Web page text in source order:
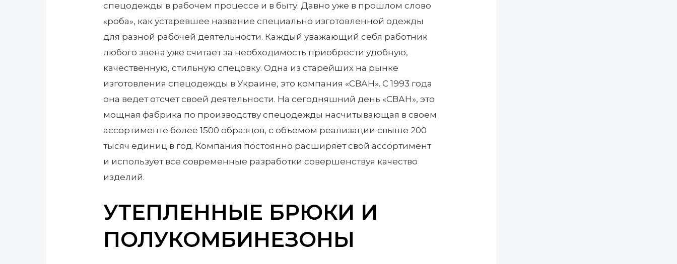
спецодежды в рабочем процессе и в быту. Давно уже в прошлом слово
«роба», как устаревшее название специально изготовленной одежды
для разной рабочей деятельности. Каждый уважающий себя работник
любого звена уже считает за необходимость приобрести удобную,
качественную, стильную спецовку. Одна из старейших на рынке
изготовления спецодежды в Украине, это компания «СВАН». С 1993 года
она ведет отсчет своей деятельности. На сегодняшний день «СВАН», это
мощная фабрика по производству спецодежды насчитывающая в своем
ассортименте более 1500 образцов, с объемом реализации свыше 200
тысяч единиц в год. Компания постоянно расширяет свой ассортимент
и использует все современные разработки совершенствуя качество
изделий.
УТЕПЛЕННЫЕ БРЮКИ И
ПОЛУКОМБИНЕЗОНЫ